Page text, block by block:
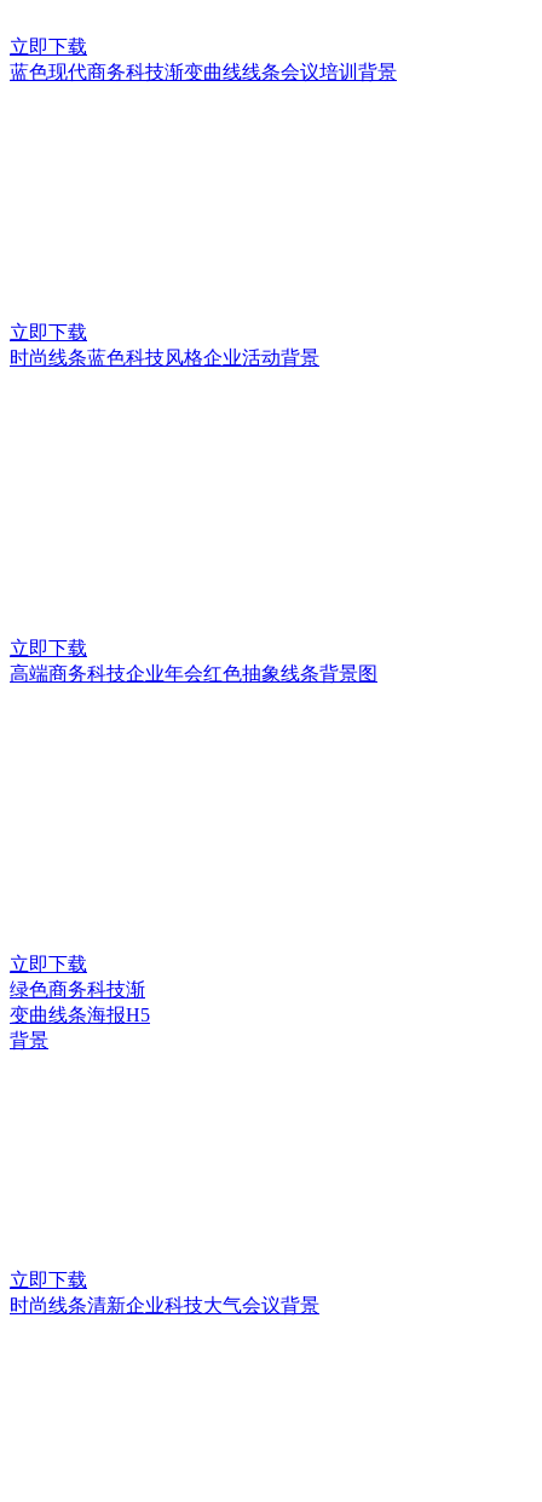
立即下载
蓝色现代商务科技渐变曲线线条会议培训背景
立即下载
时尚线条蓝色科技风格企业活动背景
立即下载
高端商务科技企业年会红色抽象线条背景图
立即下载
绿色商务科技渐
变曲线条海报H5
背景
立即下载
时尚线条清新企业科技大气会议背景